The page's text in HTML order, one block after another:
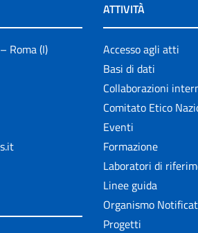
Roma (I)
ATTIVITÀ
Accesso agli atti
Basi di dati
Collaborazioni
Comitato Etico
Eventi
Formazione
Laboratori di
Linee guida
Organismo
Progetti